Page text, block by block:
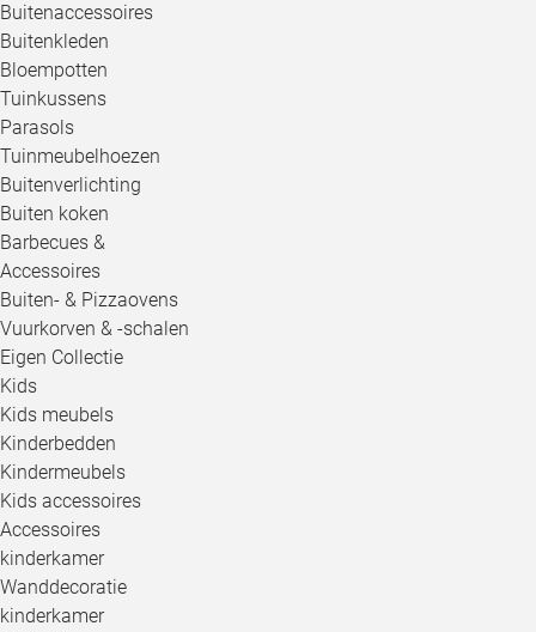
Buitenaccessoires
Buitenkleden
Bloempotten
Tuinkussens
Parasols
Tuinmeubelhoezen
Buitenverlichting
Buiten koken
Barbecues &
Accessoires
Buiten- & Pizzaovens
Vuurkorven & -schalen
Eigen Collectie
Kids
Kids meubels
Kinderbedden
Kindermeubels
Kids accessoires
Accessoires
kinderkamer
Wanddecoratie
kinderkamer